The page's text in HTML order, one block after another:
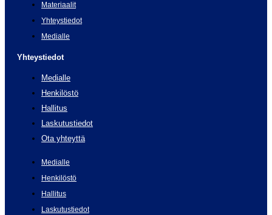
Materiaalit
Yhteystiedot
Medialle
Yhteystiedot
Medialle
Henkilöstö
Hallitus
Laskutustiedot
Ota yhteyttä
Medialle
Henkilöstö
Hallitus
Laskutustiedot